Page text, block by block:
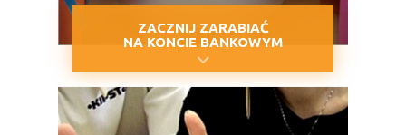
ZACZNIJ ZARABIAĆ
NA KONCIE BANKOWYM